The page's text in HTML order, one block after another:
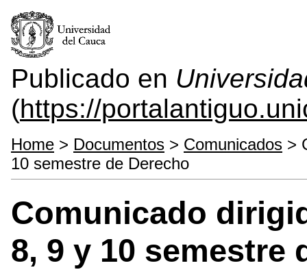
Publicado en
(https://
Home > Documentos > Comunicados >
10 semestre de Derecho
Comunicado
8, 9 y 10 semestre